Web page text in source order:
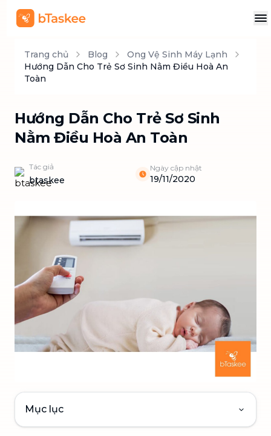
Trang chủ Blog
Ong Vệ Sinh Máy Lạnh
Hướng Dẫn Cho Trẻ Sơ Sinh Nằm Điều Hoà An
Toàn
Hướng Dẫn Cho Trẻ Sơ Sinh
Nằm Điều Hoà An Toàn
Tác giả
btaskee
Ngày cập nhật
19/11/2020
Mục lục